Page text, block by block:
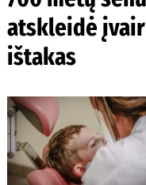
atskleidė
ištakas